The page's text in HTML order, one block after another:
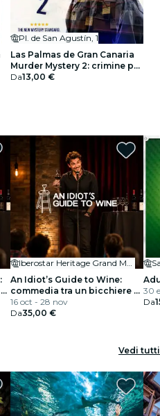
Pl. de San Agustín, 1
Las Palmas de Gran Canaria
Murder Mystery 2: crimine per
una serata da sogno
Da13,00 €
Iberostar Heritage Grand Mencey
An Idiot’s Guide to Wine:
commedia tra un bicchiere e
l’altro
16 oct - 28 nov
Da35,00 €
30
Da
Vedi tutti